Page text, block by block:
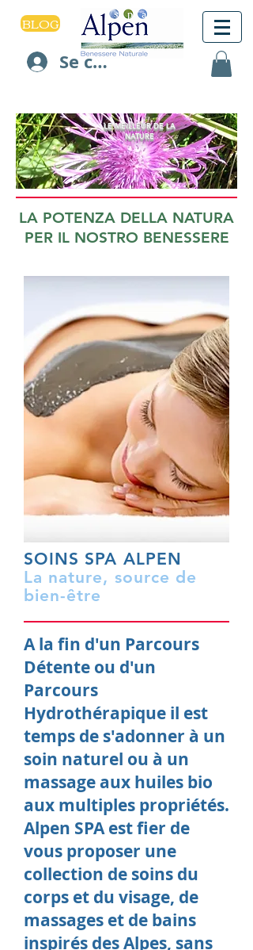
BLOG
Se connecter
LE MEILLEUR DE LA
NATURE
LA POTENZA DELLA NATURA
PER IL NOSTRO BENESSERE
SOINS SPA ALPEN
La nature, source de
bien-être
A la fin d'un Parcours
Détente ou d'un
Parcours
Hydrothérapique il est
temps de s'adonner à un
soin naturel ou à un
massage aux huiles bio
aux multiples propriétés.
Alpen SPA est fier de
vous proposer une
collection de soins du
corps et du visage, de
massages et de bains
inspirés des Alpes, sans